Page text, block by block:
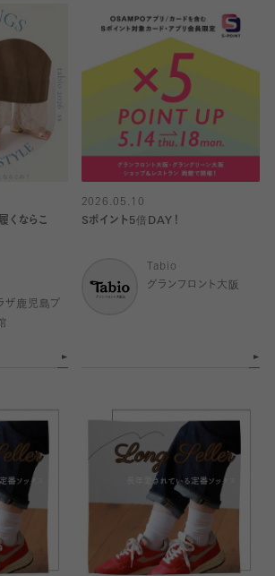
くならこ
ザ鹿児島プ
2026.05.10
Sポイント5倍DAY！
Tabio
グランフロント大阪